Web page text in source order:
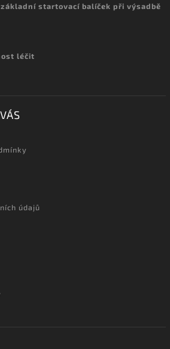
startovací balíček při výsadbě
léčit
údajů